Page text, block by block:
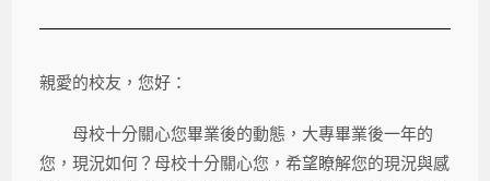
親愛的校友，您好：
母校十分關心您畢業後的動態，大專畢業後一年的
您，現況如何？母校十分關心您，希望瞭解您的現況與感